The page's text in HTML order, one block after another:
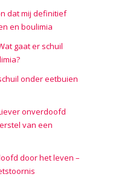
dat mij definitief
en boulimia
gaat er schuil
onder eetbuien
onverdoofd
van een
door het leven –